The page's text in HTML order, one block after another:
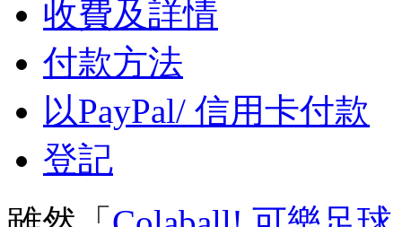
收費及詳情
付款方法
以PayPal/ 信用卡付款
登記